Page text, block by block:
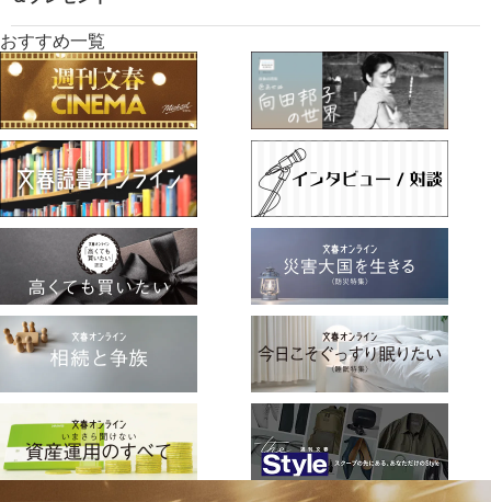
おすすめ一覧